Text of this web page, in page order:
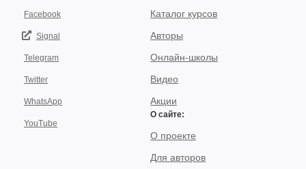
Facebook
Signal
Telegram
Twitter
WhatsApp
YouTube
Каталог курсов
Авторы
Онлайн-школы
Видео
Акции
О сайте:
О проекте
Для авторов